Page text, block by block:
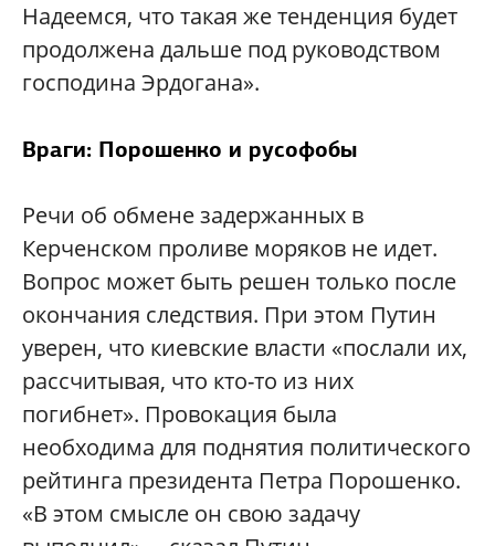
Надеемся, что такая же тенденция будет
продолжена дальше под руководством
господина Эрдогана».
Враги: Порошенко и русофобы
Речи об обмене задержанных в
Керченском проливе моряков не идет.
Вопрос может быть решен только после
окончания следствия. При этом Путин
уверен, что киевские власти «послали их,
рассчитывая, что кто-то из них
погибнет». Провокация была
необходима для поднятия политического
рейтинга президента Петра Порошенко.
«В этом смысле он свою задачу